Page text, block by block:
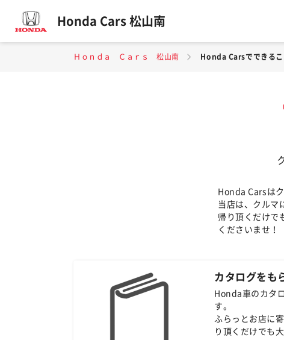
Honda Cars 松山南
Ｈｏｎｄａ Ｃａｒｓ 松山南 Honda Carsでできるこ
Honda Carsは
当店は、クルマ
帰り頂くだけで
くださいませ！
カタログをも
Honda車のカタ
す。
ふらっとお店に
り頂くだけでも